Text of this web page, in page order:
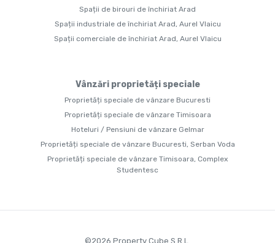
Spații de birouri de închiriat Arad
Spații industriale de închiriat Arad, Aurel Vlaicu
Spații comerciale de închiriat Arad, Aurel Vlaicu
Vânzări proprietăți speciale
Proprietăți speciale de vânzare Bucuresti
Proprietăți speciale de vânzare Timisoara
Hoteluri / Pensiuni de vânzare Gelmar
Proprietăți speciale de vânzare Bucuresti, Serban Voda
Proprietăți speciale de vânzare Timisoara, Complex
Studentesc
©2026 Property Cube S.R.L.